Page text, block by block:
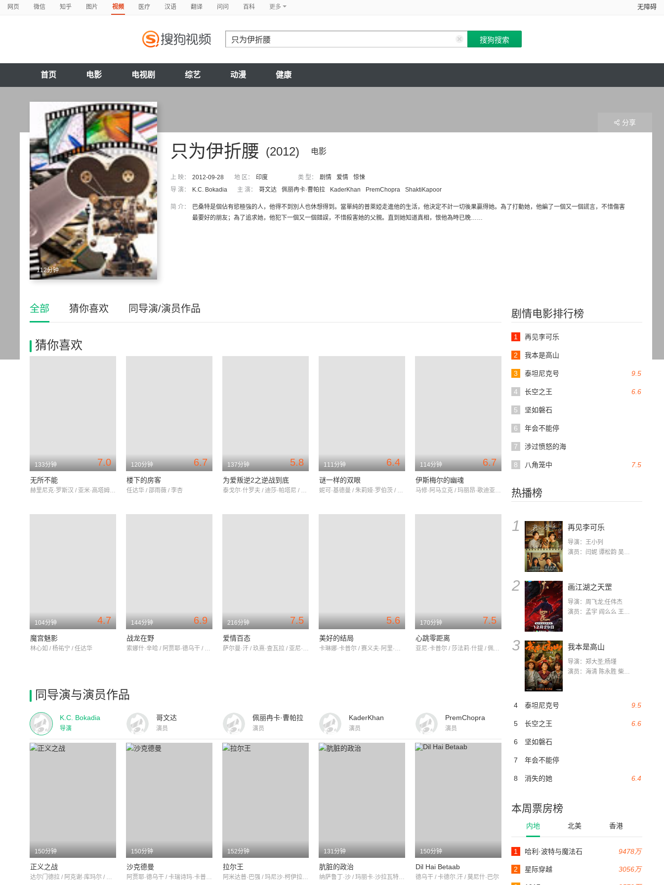
网页 微信 知乎 图片 视频 医疗 汉语 翻译 问问 百科 更多 无障碍
首页 电影 电视剧 综艺 动漫 健康
112分钟
(2012) 电影
只为伊折腰
上 映： 2012-09-28 地 区： 印度 类 型： 剧情 爱情
惊悚
导 演：
K.C. Bokadia 主 演： 哥文达 佩丽冉卡·曹帕拉 KaderKhan PremChopra ShaktiKapoor
简 介：
巴桑特是個佔有慾極強的人，他得不到別人也休想得到。當單純的普萊婭走進他的生活，他決定不計一切後果贏得她。為了打動她，他編了一個又一個謊言，不惜傷害
最要好的朋友；為了追求她，他犯下一個又一個錯誤，不惜殺害她的父親。直到她知道真相，恨他為時已晚……
分享
剧情电影排行榜
1 再见李可乐
2 我本是高山
9.5
3 泰坦尼克号
6.6
4 长空之王
5 坚如磐石
6 年会不能停
7 涉过愤怒的海
7.5
8 八角笼中
热播榜
1 再见李可乐
导演：王小列
演员：闫妮 谭松韵 吴京 蒋龙 赵小棠 冯雷 李虎城 平安 小七 小可乐
2 画江湖之天罡
导演：周飞龙;任伟杰
演员：孟宇 阎么么 王凯 郭政建 阎萌萌 杨默 高枫 齐斯伽 刘芊含 马程
3 我本是高山
导演：郑大圣;杨瑾
演员：海清 陈永胜 柴烨 王玥婷 万国鹏 美朵达瓦 赵瑞婷 罗解艳 郭莉娜 潘家艳
9.5
4 泰坦尼克号
6.6
5 长空之王
6 坚如磐石
7 年会不能停
6.4
8 消失的她
本周票房榜
内地 北美 香港
9478万
1 哈利·波特与魔法石
3056万
2 星际穿越
全部 猜你喜欢 同导演/演员作品
猜你喜欢
7.0
133分钟
无所不能
赫里尼克·罗斯汉 / 亚米·高塔姆 / 洛尼特·罗伊
6.7
120分钟
楼下的房客
任达华 / 邵雨薇 / 李杏
5.8
137分钟
为爱叛逆2之逆战到底
泰戈尔·什罗夫 / 迪莎·帕塔尼 / 马诺杰·巴杰帕伊
6.4
111分钟
谜一样的双眼
妮可·基德曼 / 朱莉娅·罗伯茨 / 迈克尔·凯利
6.7
114分钟
伊斯梅尔的幽魂
马修·阿马立克 / 玛丽昂·歌迪亚 / 夏洛特·甘斯布
4.7
104分钟
魔宫魅影
林心如 / 杨祐宁 / 任达华
6.9
144分钟
战龙在野
索娜什·辛哈 / 阿贾耶·德乌干 / 桑尼尔·谢迪
7.5
216分钟
爱情百态
萨尔曼·汗 / 玖熹·查瓦拉 / 亚尼·卡普尔
5.6
美好的结局
卡琳娜·卡普尔 / 赛义夫·阿里·汗 / 普丽缇·泽塔
7.5
170分钟
心跳零距离
亚尼·卡普尔 / 莎法莉·什提 / 佩丽冉卡·曹帕拉
同导演与演员作品
K.C. Bokadia
导演
哥文达
演员
佩丽冉卡·曹帕拉
演员
KaderKhan
演员
PremChopra
演员
150分钟
正义之战
达尔门德拉 / 阿克谢·库玛尔 / 卡瑞诗玛·卡普尔
150分钟
沙克德曼
阿贾耶·德乌干 / 卡瑞诗玛·卡普尔 / KulbhushanKharbanda
152分钟
拉尔王
阿米达普·巴强 / 玛尼沙·柯伊拉拉 / 希尔帕·谢蒂
131分钟
肮脏的政治
纳萨鲁丁·沙 / 玛丽卡·沙拉瓦特 / 杰奇·史洛夫
150分钟
Dil Hai Betaab
德乌干 / 卡德尔.汗 / 莫尼什·巴尔